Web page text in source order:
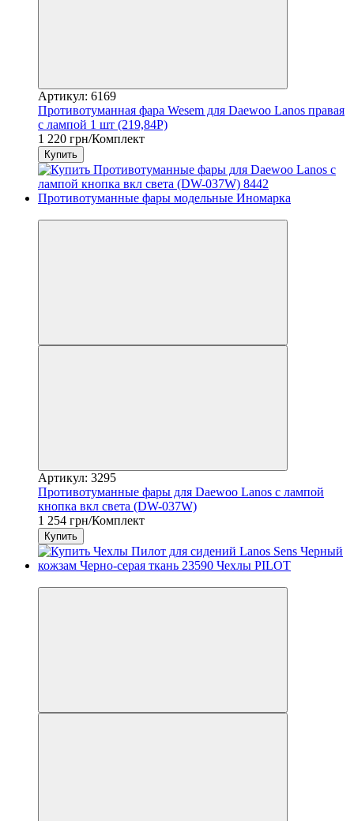
Артикул: 6169
Противотуманная фара Wesem для Daewoo Lanos правая
с лампой 1 шт (219,84P)
1 220 грн/Комплект
Купить
Артикул: 3295
Противотуманные фары для Daewoo Lanos с лампой
кнопка вкл света (DW-037W)
1 254 грн/Комплект
Купить